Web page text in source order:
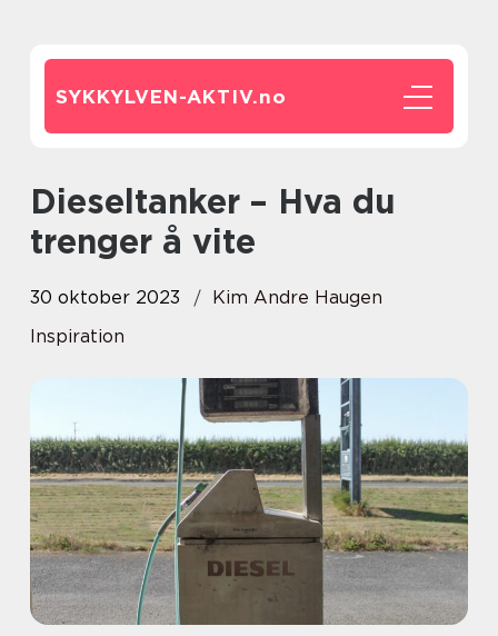
SYKKYLVEN-AKTIV.no
Dieseltanker – Hva du
trenger å vite
30 oktober 2023
Kim Andre Haugen
Inspiration